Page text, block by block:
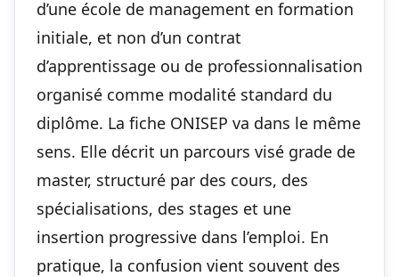
d’une école de management en formation
initiale, et non d’un contrat
d’apprentissage ou de professionnalisation
organisé comme modalité standard du
diplôme. La fiche ONISEP va dans le même
sens. Elle décrit un parcours visé grade de
master, structuré par des cours, des
spécialisations, des stages et une
insertion progressive dans l’emploi. En
pratique, la confusion vient souvent des